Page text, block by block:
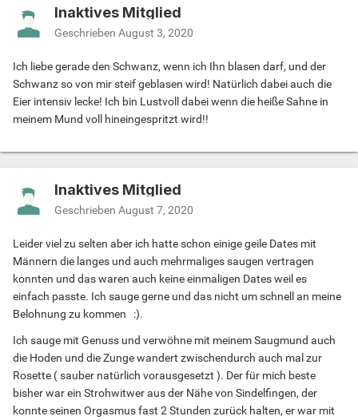
Inaktives Mitglied
Geschrieben August 3, 2020
Ich liebe gerade den Schwanz, wenn ich Ihn blasen darf, und der
Schwanz so von mir steif geblasen wird! Natürlich dabei auch die
Eier intensiv lecke! Ich bin Lustvoll dabei wenn die heiße Sahne in
meinem Mund voll hineingespritzt wird!!
Inaktives Mitglied
Geschrieben August 7, 2020
Leider viel zu selten aber ich hatte schon einige geile Dates mit
Männern die langes und auch mehrmaliges saugen vertragen
konnten und das waren auch keine einmaligen Dates weil es
einfach passte. Ich sauge gerne und das nicht um schnell an meine
Belohnung zu kommen :).
Ich sauge mit Genuss und verwöhne mit meinem Saugmund auch
die Hoden und die Zunge wandert zwischendurch auch mal zur
Rosette ( sauber natürlich vorausgesetzt ). Der für mich beste
bisher war ein Strohwitwer aus der Nähe von Sindelfingen, der
konnte seinen Orgasmus fast 2 Stunden zurück halten, er war mit